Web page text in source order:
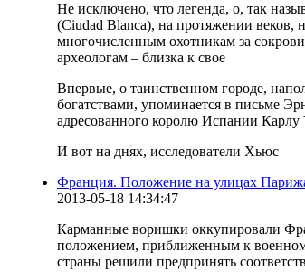
Не исключено, что легенда, о, так
(Ciudad Blanca), на протяжении веков,
многочисленным охотникам за
археологам – близка к свое
Впервые, о таинственном городе,
богатствами, упоминается в письме
адресованного королю Испании Карлу
И вот на днях, исследователи Хьюс
Франция. Положение на улицах
2013-05-18 14:34:47
Карманные воришки оккупировали
положением, приближенным к
страны решили предпринять